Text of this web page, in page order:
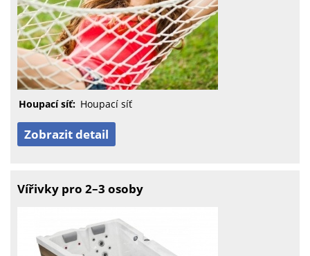
Houpací síť: Houpací síť
Zobrazit detail
Vířivky pro 2–3 osoby